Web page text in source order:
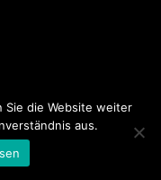
Sie die Website weiter
aus.